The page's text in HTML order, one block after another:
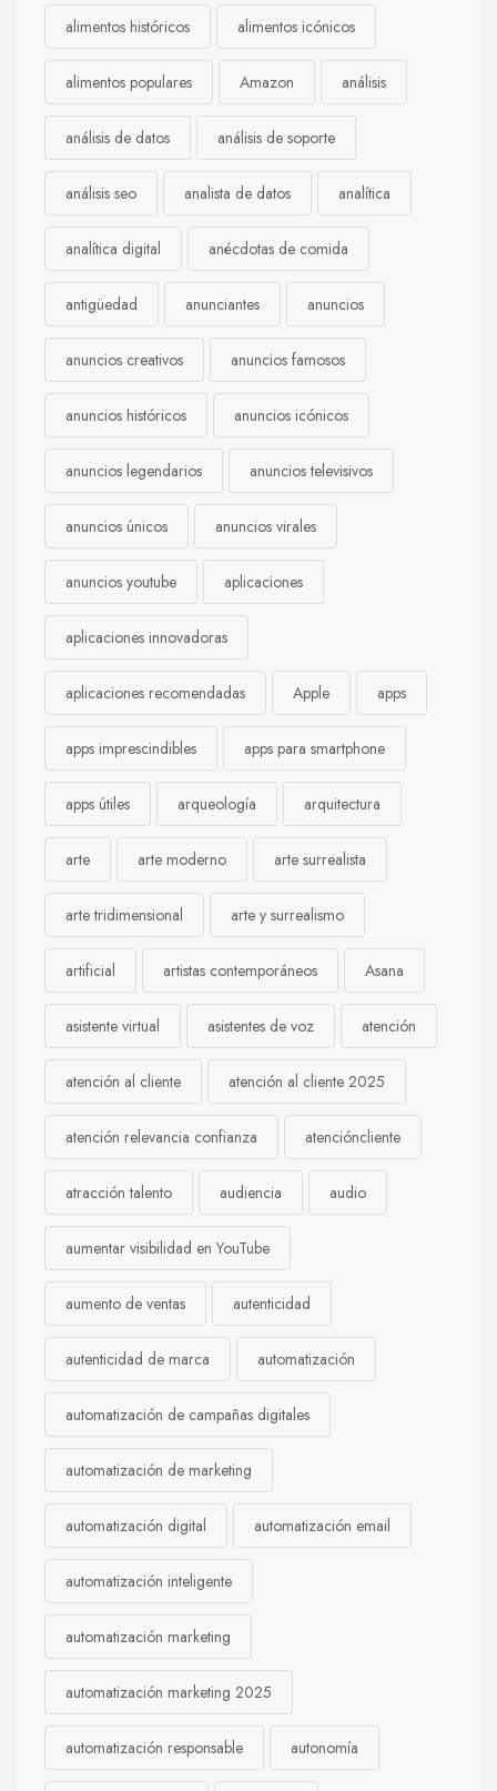
alimentos históricos alimentos icónicos
alimentos populares Amazon análisis
análisis de datos análisis de soporte
análisis seo analista de datos analítica
analítica digital anécdotas de comida
antigüedad anunciantes anuncios
anuncios creativos anuncios famosos
anuncios históricos anuncios icónicos
anuncios legendarios anuncios televisivos
anuncios únicos anuncios virales
anuncios youtube aplicaciones
aplicaciones innovadoras
aplicaciones recomendadas Apple apps
apps imprescindibles apps para smartphone
apps útiles arqueología arquitectura
arte arte moderno arte surrealista
arte tridimensional arte y surrealismo
artificial artistas contemporáneos Asana
asistente virtual asistentes de voz atención
atención al cliente atención al cliente 2025
atención relevancia confianza atencióncliente
atracción talento audiencia audio
aumentar visibilidad en YouTube
aumento de ventas autenticidad
autenticidad de marca automatización
automatización de campañas digitales
automatización de marketing
automatización digital automatización email
automatización inteligente
automatización marketing
automatización marketing 2025
automatización responsable autonomía